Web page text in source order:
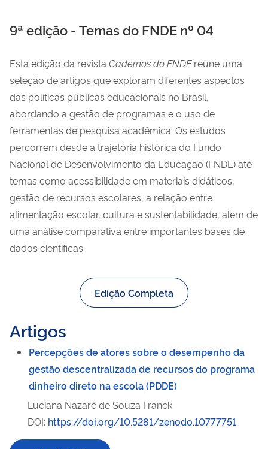
9ª edição - Temas do FNDE nº 04
Esta edição da revista Cadernos do FNDEreúne uma
seleção de artigos que exploram diferentes aspectos
das políticas públicas educacionais no Brasil,
abordando a gestão de programas e o uso de
ferramentas de pesquisa acadêmica. Os estudos
percorrem desde a trajetória histórica do Fundo
Nacional de Desenvolvimento da Educação (FNDE) até
temas como acessibilidade em materiais didáticos,
gestão de recursos escolares, a relação entre
alimentação escolar, cultura e sustentabilidade, além de
uma análise comparativa entre importantes bases de
dados científicas.
Edição Completa
Artigos
Percepções de atores sobre o desempenho da
gestão descentralizada de recursos do programa
dinheiro direto na escola (PDDE)
Luciana Nazaré de Souza Franck
DOI: https://doi.org/10.5281/zenodo.10777751